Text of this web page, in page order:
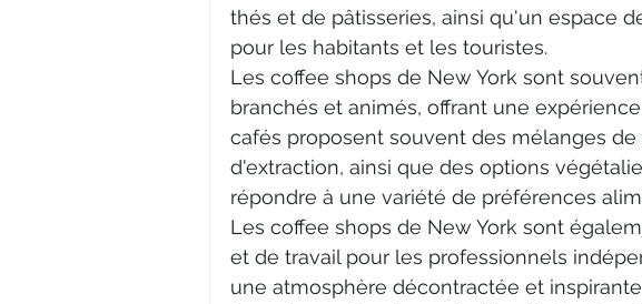
thés et de pâtisseries, ainsi qu'un espace
pour les habitants et les touristes.
Les coffee shops de New York sont
branchés et animés, offrant une
cafés proposent souvent des mélanges
d'extraction, ainsi que des options
répondre à une variété de préférences
Les coffee shops de New York sont
et de travail pour les professionnels
une atmosphère décontractée et